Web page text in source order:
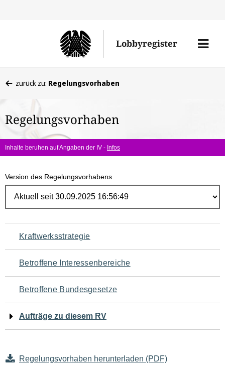
Lobbyregister
Menü
befinden
hier:
zurück zu: Regelungsvorhaben
Regelungsvorhaben
Inhalte beruhen auf Angaben der IV - Infos
Version des Regelungsvorhabens
Navigation
für
den
Seiteninhalt
Kraftwerksstrategie
Betroffene Interessenbereiche
Betroffene Bundesgesetze
Aufträge zu diesem RV
Regelungsvorhaben herunterladen (PDF)